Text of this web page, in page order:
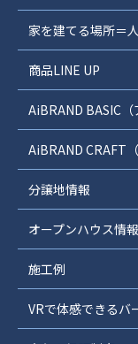
家を建てる場所＝
商品LINE UP
AiBRAND BASIC（
AiBRAND CRAFT
分譲地情報
オープンハウス情報
施工例
VRで体感できるバ